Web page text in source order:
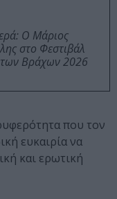
Ο Μάριος
στο Φεστιβάλ
των Βράχων 2026
που τον
ευκαιρία να
και ερωτική